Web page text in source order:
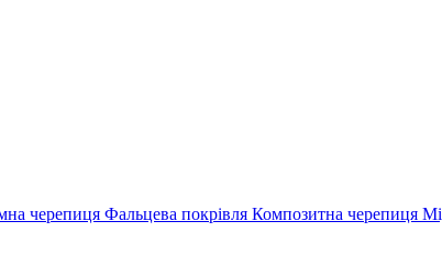
черепиця Фальцева покрівля Композитна черепиця